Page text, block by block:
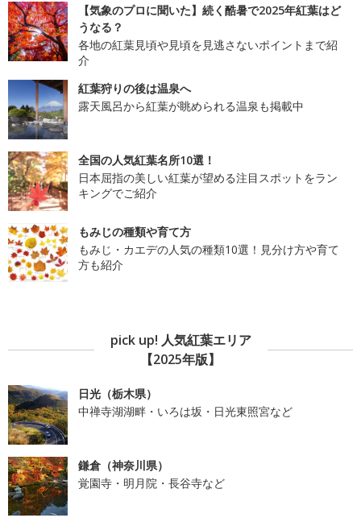
【気象のプロに聞いた】続く酷暑で2025年紅葉はど
うなる？
各地の紅葉見頃や見頃を見逃さないポイントまで紹
介
紅葉狩りの後は温泉へ
露天風呂から紅葉が眺められる温泉も掲載中
全国の人気紅葉名所10選！
日本屈指の美しい紅葉が望める注目スポットをラン
キングでご紹介
もみじの種類や育て方
もみじ・カエデの人気の種類10選！見分け方や育て
方も紹介
pick up! 人気紅葉エリア
【2025年版】
日光（栃木県）
中禅寺湖湖畔・いろは坂・日光東照宮など
鎌倉（神奈川県）
覚園寺・明月院・長谷寺など